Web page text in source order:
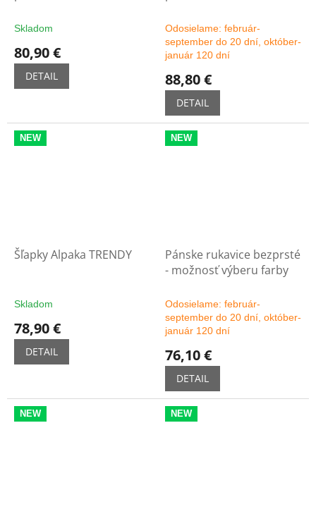
Skladom
80,90 €
DETAIL
Odosielame: február-
september do 20 dní, október-
január 120 dní
88,80 €
DETAIL
NEW
Šľapky Alpaka TRENDY
Skladom
78,90 €
DETAIL
NEW
Pánske rukavice bezprsté
- možnosť výberu farby
Odosielame: február-
september do 20 dní, október-
január 120 dní
76,10 €
DETAIL
NEW NEW